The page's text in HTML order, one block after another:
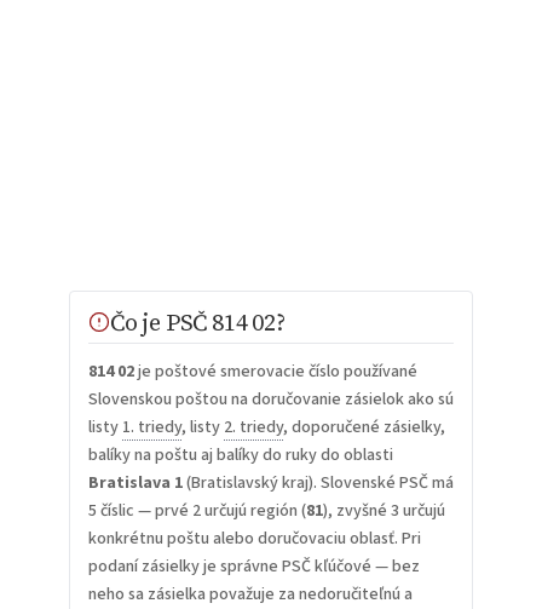
Čo je PSČ 814 02?
814 02je poštové smerovacie číslo používané
Slovenskou poštou na doručovanie zásielok ako sú
listy 1. triedy, listy 2. triedy, doporučené zásielky,
balíky na poštu aj balíky do ruky do oblasti
Bratislava 1(Bratislavský kraj). Slovenské PSČ má
5 číslic — prvé 2 určujú región (81), zvyšné 3 určujú
konkrétnu poštu alebo doručovaciu oblasť. Pri
podaní zásielky je správne PSČ kľúčové — bez
neho sa zásielka považuje za nedoručiteľnú a